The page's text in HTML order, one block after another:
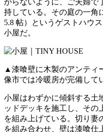
持している。その庭の一角
5.8 帖）というゲストハウ
小屋だ。
▲漆喰壁に木製のアンティ
像市では冷暖房が完備して
小屋はわずかに傾斜する土
ッドデッキを施工し、その
を組み上げている。切り妻
を組み合わせ、壁は漆喰仕